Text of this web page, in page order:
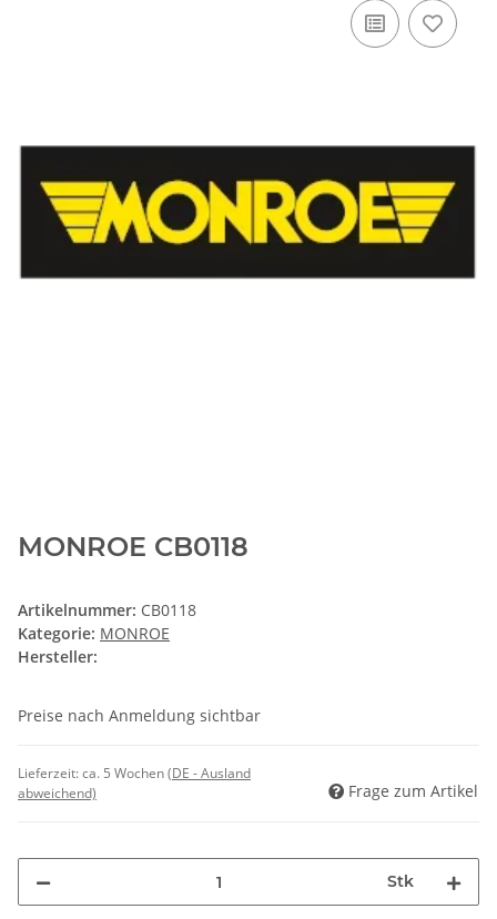
MONROE CB0118
Artikelnummer: CB0118
Kategorie: MONROE
Hersteller:
Preise nach Anmeldung sichtbar
Lieferzeit:ca. 5 Wochen(DE - Ausland
abweichend)
Frage zum Artikel
Stk